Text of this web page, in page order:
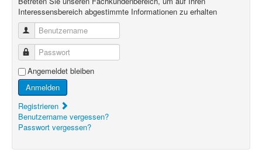
Interessensbereich abgestimmte Informationen zu erhalten
Benutzername
Passwort
Angemeldet bleiben
Anmelden
Registrieren
Benutzername vergessen?
Passwort vergessen?